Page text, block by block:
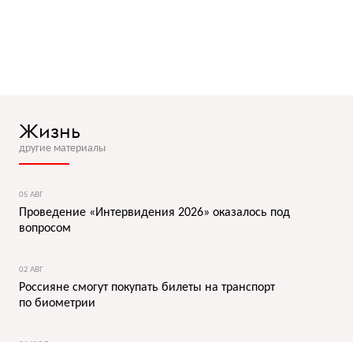
Жизнь
другие материалы
05 АВГ
Проведение «Интервидения 2026» оказалось под
вопросом
02 АВГ
Россияне смогут покупать билеты на транспорт
по биометрии